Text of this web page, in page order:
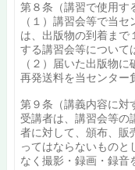
第８条（講習で使用す
（１）講習会等で当
は、出版物の到着まで
する講習会等について
（２）届いた出版物
再発送料を当センター
第９条（講義内容に対
受講者は、講習会等の
者に対して、頒布、販
ってはならないものと
なく撮影・録画・録音